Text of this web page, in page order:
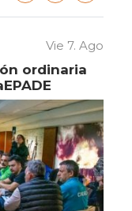
Vie 7. Ago
ordinaria